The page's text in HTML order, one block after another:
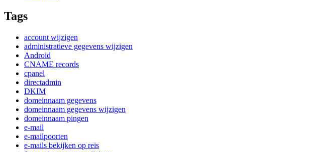
Tags
account wijzigen
administratieve gegevens wijzigen
Android
CNAME records
cpanel
directadmin
DKIM
domeinnaam gegevens
domeinnaam gegevens wijzigen
domeinnaam pingen
e-mail
e-mailpoorten
e-mails bekijken op reis